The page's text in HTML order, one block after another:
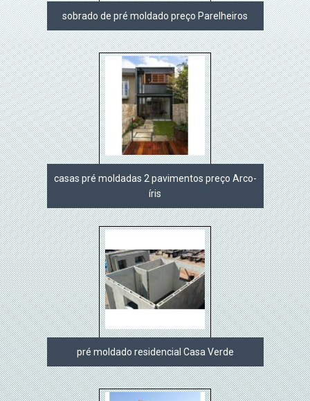
sobrado de pré moldado preço Parelheiros
casas pré moldadas 2 pavimentos preço Arco-
íris
pré moldado residencial Casa Verde